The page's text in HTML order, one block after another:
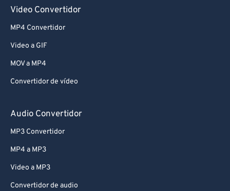
Video Convertidor
MP4 Convertidor
Video a GIF
MOV a MP4
Convertidor de vídeo
Audio Convertidor
MP3 Convertidor
MP4 a MP3
Video a MP3
Convertidor de audio